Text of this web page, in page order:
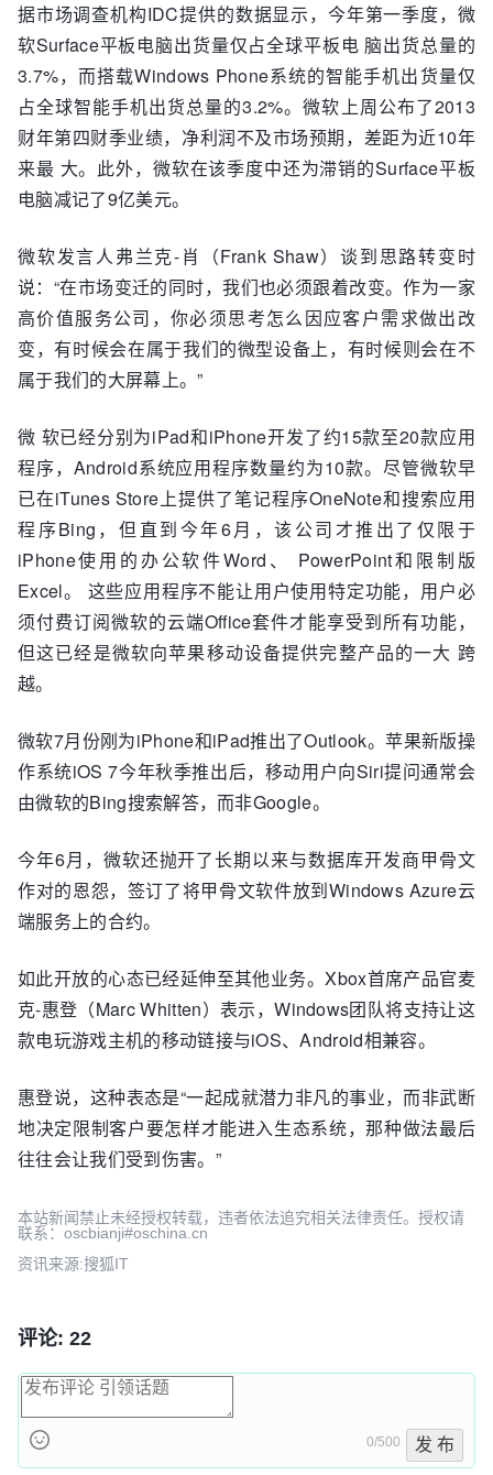
据市场调查机构IDC提供的数据显示，今年第一季度，微
软Surface平板电脑出货量仅占全球平板电 脑出货总量的
3.7%，而搭载Windows Phone系统的智能手机出货量仅
占全球智能手机出货总量的3.2%。微软上周公布了2013
财年第四财季业绩，净利润不及市场预期，差距为近10年
来最 大。此外，微软在该季度中还为滞销的Surface平板
电脑减记了9亿美元。
微软发言人弗兰克-肖（Frank Shaw）谈到思路转变时
说：“在市场变迁的同时，我们也必须跟着改变。作为一家
高价值服务公司，你必须思考怎么因应客户需求做出改
变，有时候会在属于我们的微型设备上，有时候则会在不
属于我们的大屏幕上。”
微 软已经分别为iPad和iPhone开发了约15款至20款应用
程序，Android系统应用程序数量约为10款。尽管微软早
已在iTunes Store上提供了笔记程序OneNote和搜索应用
程序Bing，但直到今年6月，该公司才推出了仅限于
iPhone使用的办公软件Word、 PowerPoint和限制版
Excel。 这些应用程序不能让用户使用特定功能，用户必
须付费订阅微软的云端Office套件才能享受到所有功能，
但这已经是微软向苹果移动设备提供完整产品的一大 跨
越。
微软7月份刚为iPhone和iPad推出了Outlook。苹果新版操
作系统iOS 7今年秋季推出后，移动用户向Siri提问通常会
由微软的Bing搜索解答，而非Google。
今年6月，微软还抛开了长期以来与数据库开发商甲骨文
作对的恩怨，签订了将甲骨文软件放到Windows Azure云
端服务上的合约。
如此开放的心态已经延伸至其他业务。Xbox首席产品官麦
克-惠登（Marc Whitten）表示，Windows团队将支持让这
款电玩游戏主机的移动链接与iOS、Android相兼容。
惠登说，这种表态是“一起成就潜力非凡的事业，而非武断
地决定限制客户要怎样才能进入生态系统，那种做法最后
往往会让我们受到伤害。”
本站新闻禁止未经授权转载，违者依法追究相关法律责任。授权请
联系：oscbianji#oschina.cn
资讯来源:搜狐IT
评论: 22
0/500 发 布